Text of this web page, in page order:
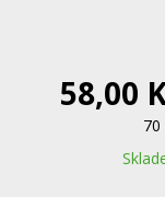
58,00
70